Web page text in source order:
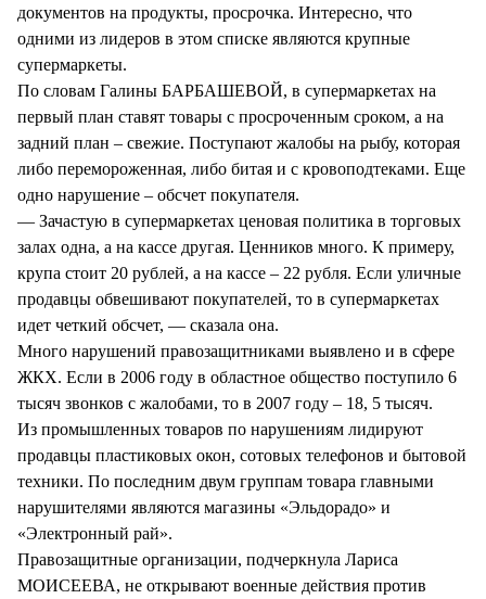
документов на продукты, просрочка. Интересно, что
одними из лидеров в этом списке являются крупные
супермаркеты.
По словам Галины БАРБАШЕВОЙ, в супермаркетах на
первый план ставят товары с просроченным сроком, а на
задний план – свежие. Поступают жалобы на рыбу, которая
либо перемороженная, либо битая и с кровоподтеками. Еще
одно нарушение – обсчет покупателя.
— Зачастую в супермаркетах ценовая политика в торговых
залах одна, а на кассе другая. Ценников много. К примеру,
крупа стоит 20 рублей, а на кассе – 22 рубля. Если уличные
продавцы обвешивают покупателей, то в супермаркетах
идет четкий обсчет, — сказала она.
Много нарушений правозащитниками выявлено и в сфере
ЖКХ. Если в 2006 году в областное общество поступило 6
тысяч звонков с жалобами, то в 2007 году – 18, 5 тысяч.
Из промышленных товаров по нарушениям лидируют
продавцы пластиковых окон, сотовых телефонов и бытовой
техники. По последним двум группам товара главными
нарушителями являются магазины «Эльдорадо» и
«Электронный рай».
Правозащитные организации, подчеркнула Лариса
МОИСЕЕВА, не открывают военные действия против